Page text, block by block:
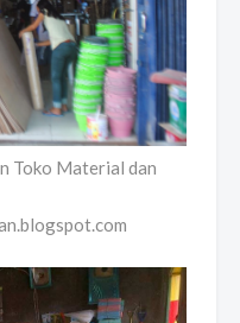
Toko Material dan